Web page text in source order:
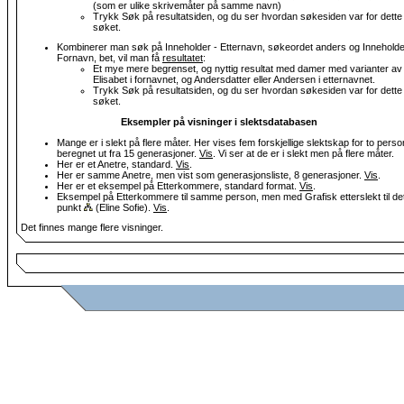
(som er ulike skrivemåter på samme navn)
Trykk Søk på resultatsiden, og du ser hvordan søkesiden var for dette
søket.
Kombinerer man søk på Inneholder - Etternavn, søkeordet anders og
Fornavn, bet, vil man få resultatet:
Et mye mere begrenset, og nyttig resultat med damer med varianter av
Elisabet i fornavnet, og Andersdatter eller Andersen i etternavnet.
Trykk Søk på resultatsiden, og du ser hvordan søkesiden var for dette
søket.
Eksempler på visninger i slektsdatabasen
Mange er i slekt på flere måter. Her vises fem forskjellige slektskap for to
beregnet ut fra 15 generasjoner. Vis . Vi ser at de er i slekt men på flere måter.
Her er et Anetre, standard. Vis
Her er samme Anetre, men vist som generasjonsliste, 8 generasjoner. Vis
Her er et eksempel på Etterkommere, standard format. Vis
Eksempel på Etterkommere til samme person, men med Grafisk etterslekt til
punkt
(Eline Sofie). Vis
Det finnes mange flere visninger.